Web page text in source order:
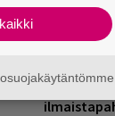
Mainioita
Mainio
10-